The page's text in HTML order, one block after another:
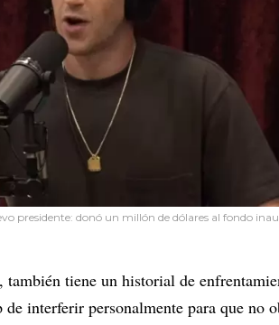
presidente: donó un millón de dólares al fondo
tiene un historial de
interferir personalmente para que no